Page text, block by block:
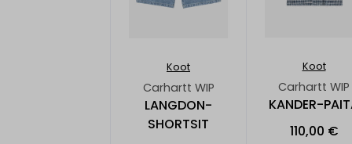
Koot
Carhartt WIP
LANGDON-
SHORTSIT
Koot
Carhartt WIP
KANDER-
110,00 €